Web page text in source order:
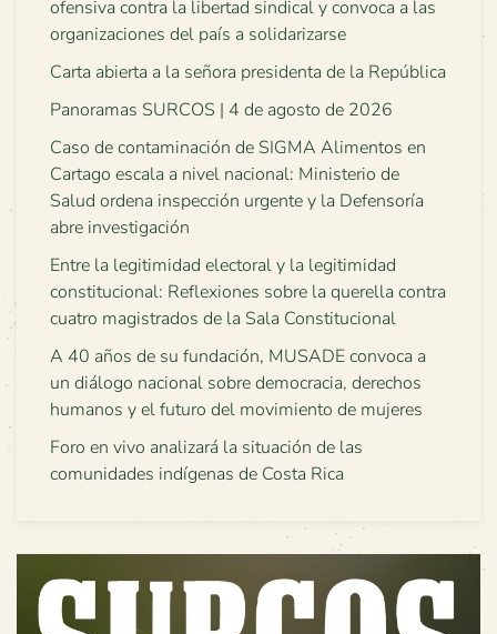
ofensiva contra la libertad sindical y convoca a las
organizaciones del país a solidarizarse
Carta abierta a la señora presidenta de la República
Panoramas SURCOS | 4 de agosto de 2026
Caso de contaminación de SIGMA Alimentos en
Cartago escala a nivel nacional: Ministerio de
Salud ordena inspección urgente y la Defensoría
abre investigación
Entre la legitimidad electoral y la legitimidad
constitucional: Reflexiones sobre la querella contra
cuatro magistrados de la Sala Constitucional
A 40 años de su fundación, MUSADE convoca a
un diálogo nacional sobre democracia, derechos
humanos y el futuro del movimiento de mujeres
Foro en vivo analizará la situación de las
comunidades indígenas de Costa Rica